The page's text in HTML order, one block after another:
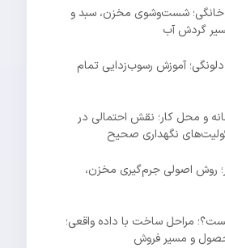
خانگی؛ شست‌وشوی مخزن، سبد و
گردش آب
آموزش رسوب‌زدایی تمام
و محل کار؛ نقش احتمالی در
نگهداری صحیح
روش اصولی جرم‌گیری مخزن،
مراحل ساخت با داده واقعی؛
و مسیر فروش